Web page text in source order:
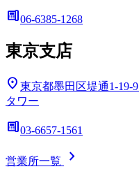
deskphone06-6385-1268
東京支店
location_on 東京都墨田区堤通1-19-9
タワー
deskphone03-6657-1561
営業所一覧 chevron_right